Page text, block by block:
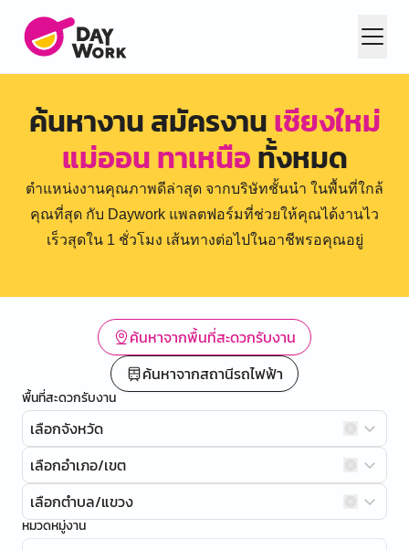
ค้นหางาน สมัครงานเชียงใหม่
แม่ออน ทาเหนือทั้งหมด
ตำแหน่งงานคุณภาพดีล่าสุด จากบริษัทชั้นนำ ในพื้นที่ใกล้
คุณที่สุด กับ Daywork แพลตฟอร์มที่ช่วยให้คุณได้งานไว
เร็วสุดใน 1 ชั่วโมง เส้นทางต่อไปในอาชีพรอคุณอยู่
ค้นหาจากพื้นที่สะดวกรับงาน
ค้นหาจากสถานีรถไฟฟ้า
พื้นที่สะดวกรับงาน
เลือกจังหวัด
เลือกอำเภอ/เขต
เลือกตำบล/แขวง
หมวดหมู่งาน